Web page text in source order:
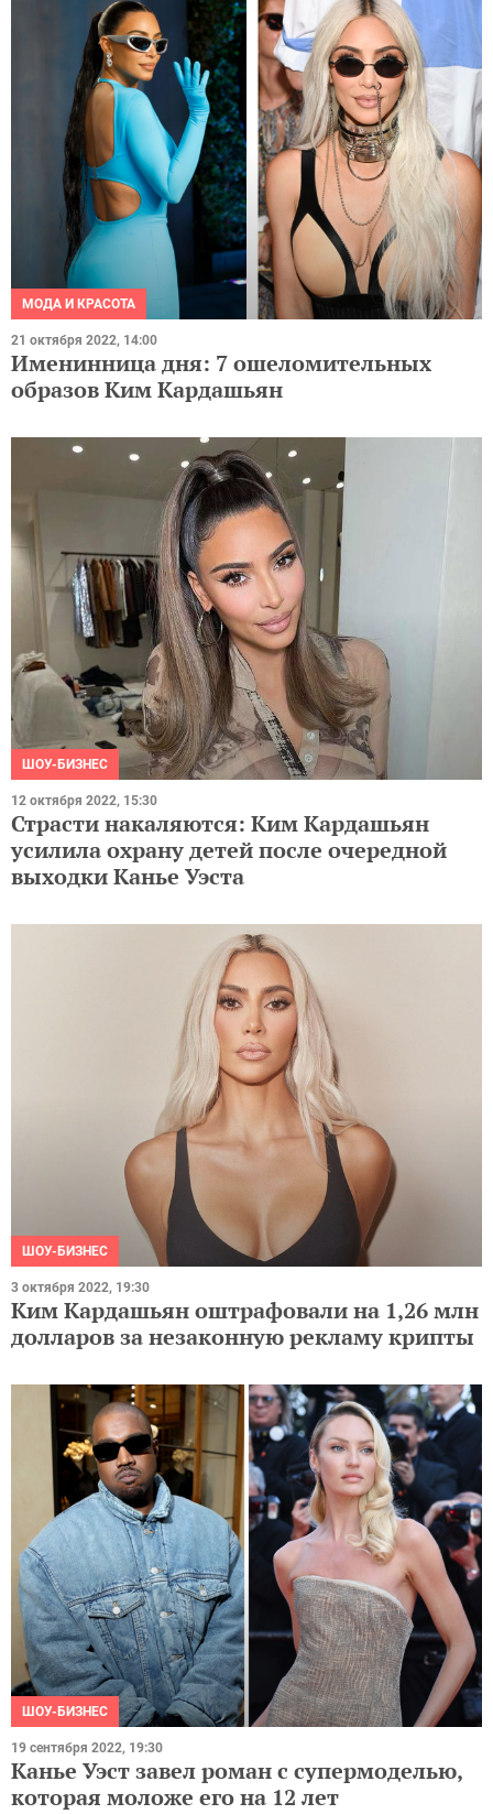
МОДА И КРАСОТА
21 октября 2022, 14:00
Именинница дня: 7 ошеломительных
образов Ким Кардашьян
ШОУ-БИЗНЕС
12 октября 2022, 15:30
Страсти накаляются: Ким Кардашьян
усилила охрану детей после очередной
выходки Канье Уэста
ШОУ-БИЗНЕС
3 октября 2022, 19:30
Ким Кардашьян оштрафовали на 1,26 млн
долларов за незаконную рекламу крипты
ШОУ-БИЗНЕС
19 сентября 2022, 19:30
Канье Уэст завел роман с супермоделью,
которая моложе его на 12 лет